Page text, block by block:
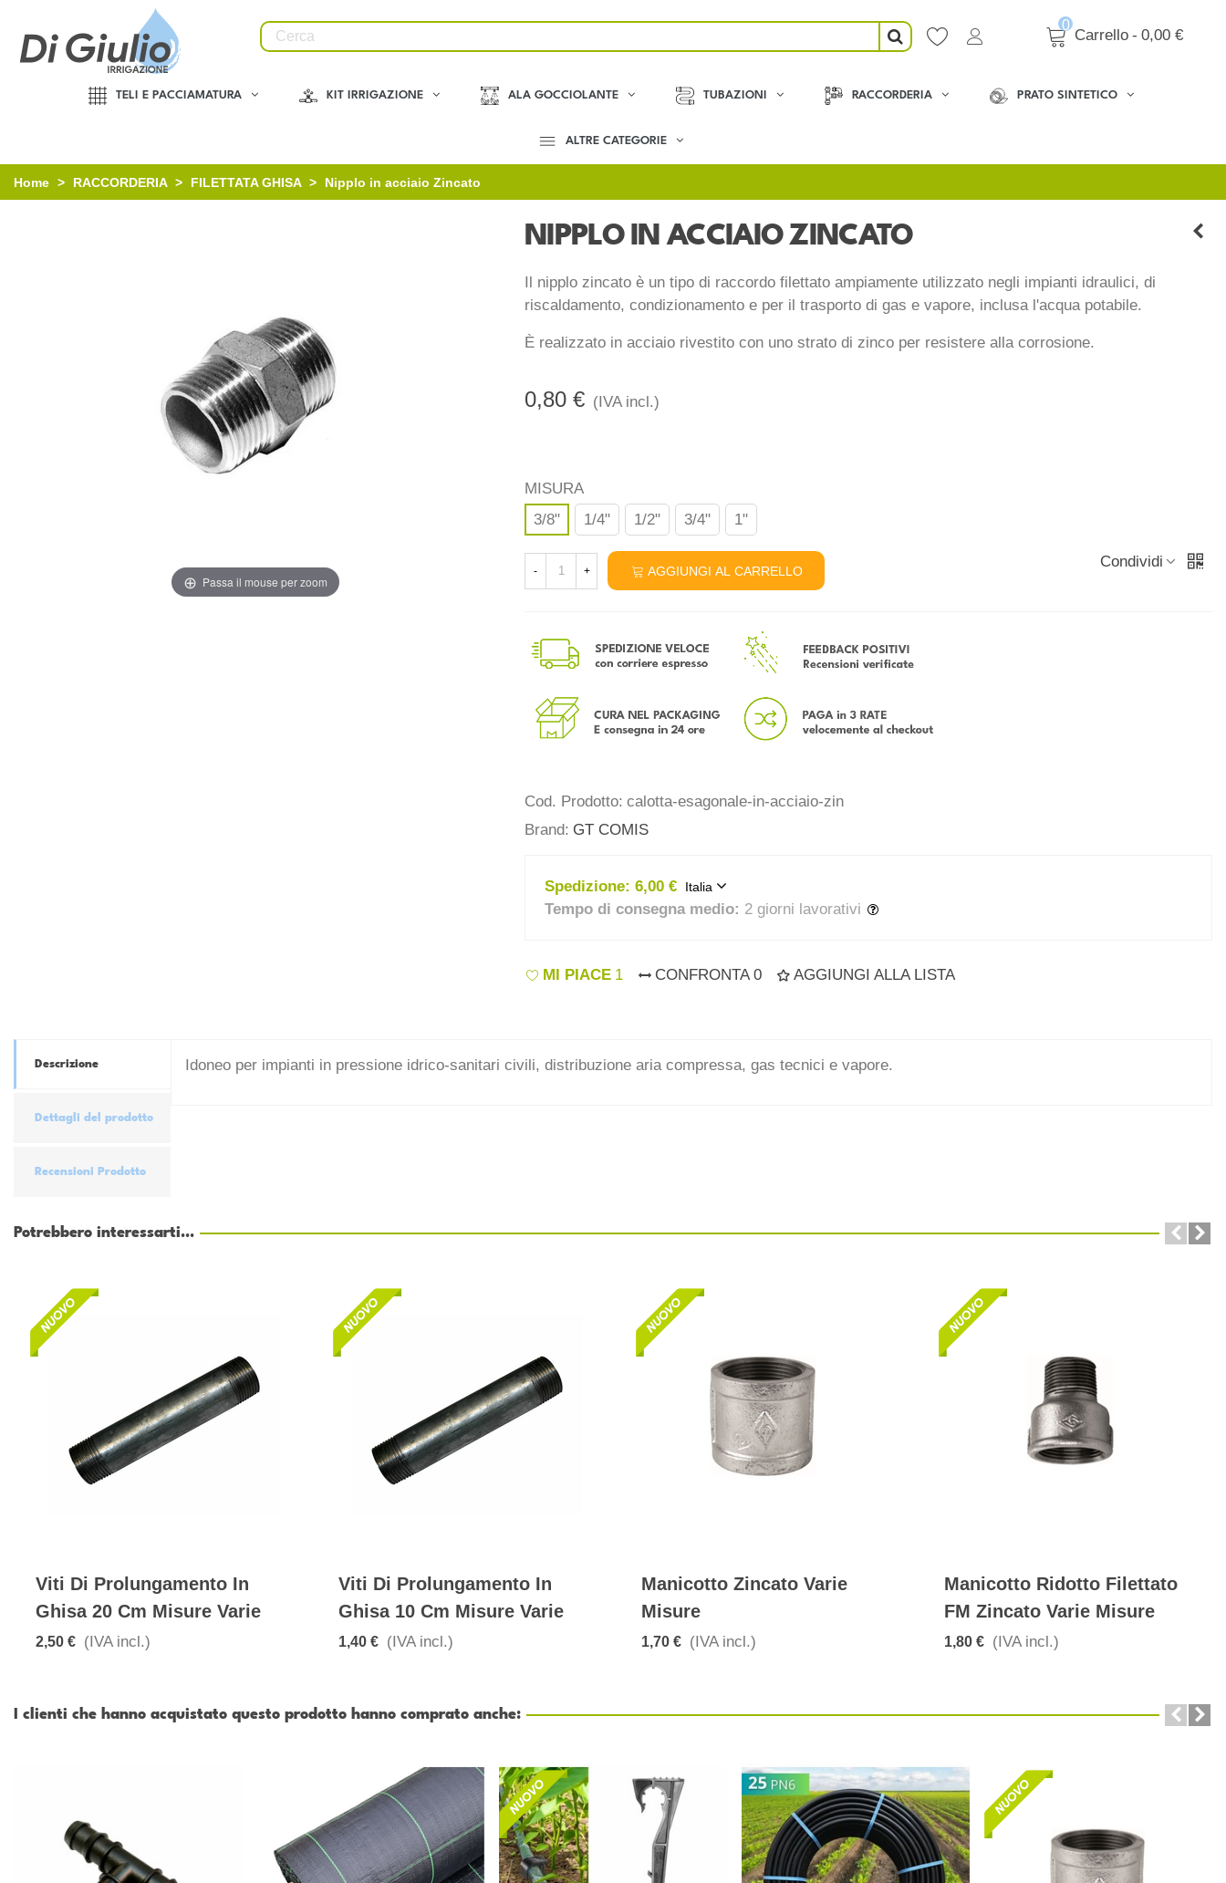
0
Carrello - 0,00 €
TELI E PACCIAMATURA KIT IRRIGAZIONE ALA GOCCIOLANTE TUBAZIONI RACCORDERIA PRATO SINTETICO
ALTRE CATEGORIE
Home > RACCORDERIA > FILETTATA GHISA > Nipplo in acciaio Zincato
Passa il mouse per zoom
NIPPLO IN ACCIAIO ZINCATO
Il nipplo zincato è un tipo di raccordo filettato ampiamente utilizzato negli impianti idraulici, di
riscaldamento, condizionamento e per il trasporto di gas e vapore, inclusa l'acqua potabile.
È realizzato in acciaio rivestito con uno strato di zinco per resistere alla corrosione.
0,80 € (IVA incl.)
MISURA
3/8"
1/4" 1/2" 3/4" 1"
- + AGGIUNGI AL CARRELLO
Condividi
Cod. Prodotto: calotta-esagonale-in-acciaio-zin
Brand: GT COMIS
Spedizione: 6,00 € Italia
Tempo di consegna medio: 2 giorni lavorativi
MI PIACE 1 CONFRONTA 0 AGGIUNGI ALLA LISTA
Descrizione
Dettagli del prodotto
Recensioni Prodotto
Idoneo per impianti in pressione idrico-sanitari civili, distribuzione aria compressa, gas tecnici e vapore.
Potrebbero interessarti...
Viti Di Prolungamento In
Ghisa 20 Cm Misure Varie
2,50 € (IVA incl.)
Viti Di Prolungamento In
Ghisa 10 Cm Misure Varie
1,40 € (IVA incl.)
Manicotto Zincato Varie
Misure
1,70 € (IVA incl.)
Manicotto Ridotto Filettato
FM Zincato Varie Misure
1,80 € (IVA incl.)
I clienti che hanno acquistato questo prodotto hanno comprato anche: